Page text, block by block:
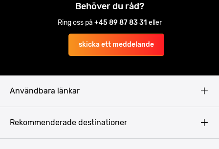
Behöver du råd?
Ring oss på +45 89 87 83 31 eller
skicka ett meddelande
Användbara länkar
Rekommenderade destinationer